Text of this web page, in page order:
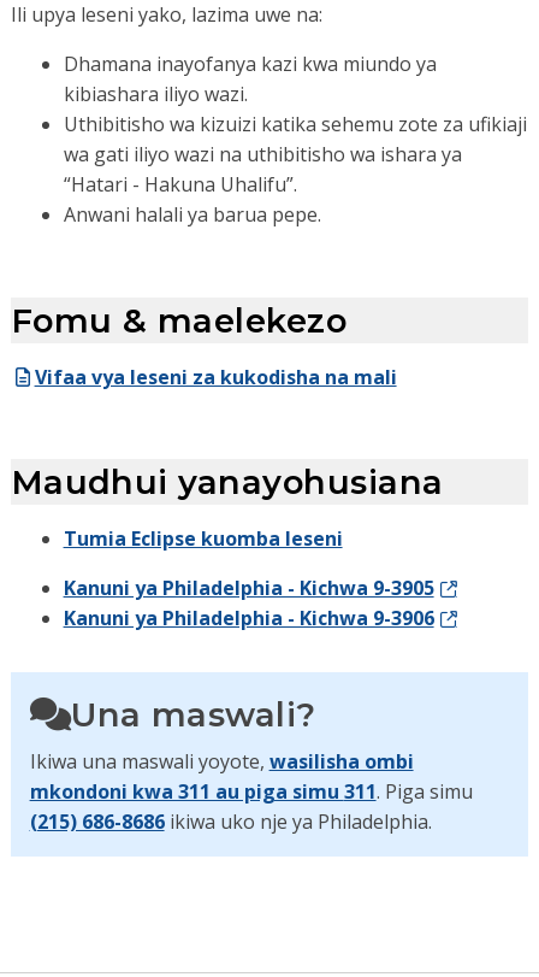
Ili upya leseni yako, lazima uwe na:
Dhamana inayofanya kazi kwa miundo ya
kibiashara iliyo wazi.
Uthibitisho wa kizuizi katika sehemu zote za ufikiaji
wa gati iliyo wazi na uthibitisho wa ishara ya
“Hatari - Hakuna Uhalifu”.
Anwani halali ya barua pepe.
Fomu & maelekezo
Vifaa vya leseni za kukodisha na mali
Maudhui yanayohusiana
Tumia Eclipse kuomba leseni
Kanuni ya Philadelphia - Kichwa 9-3905
Kanuni ya Philadelphia - Kichwa 9-3906
Una maswali?
Ikiwa una maswali yoyote, wasilisha ombi
mkondoni kwa 311 au piga simu 311. Piga simu
(215) 686-8686ikiwa uko nje ya Philadelphia.